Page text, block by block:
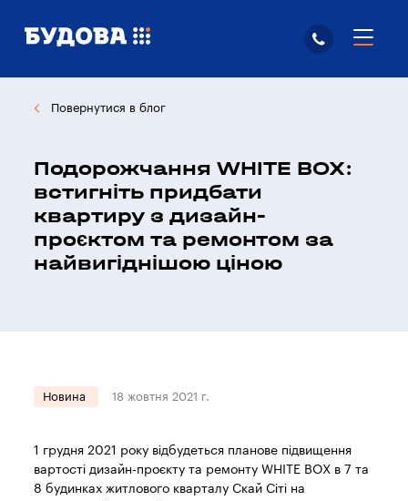
Повернутися в блог
Подорожчання WHITE BOX:
встигніть придбати
квартиру з дизайн-
проєктом та ремонтом за
найвигіднішою ціною
Новина 18 жовтня 2021 г.
1 грудня 2021 року відбудеться планове підвищення
вартості дизайн-проєкту та ремонту WHITE BOX в 7 та
8 будинках житлового кварталу Скай Сіті на